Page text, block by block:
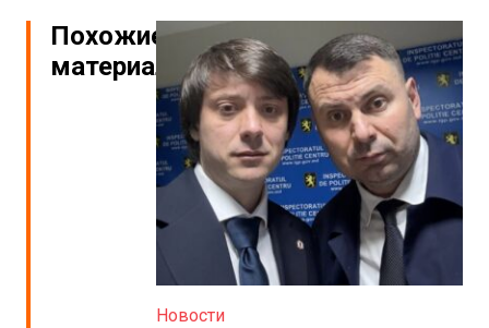
Похожие
материалы
Новости